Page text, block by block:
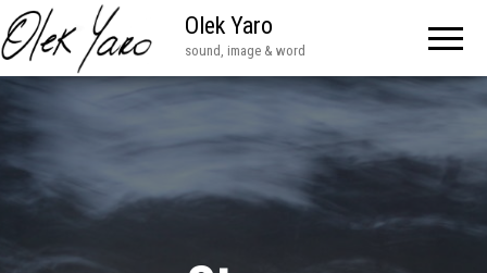
Olek Yaro
sound, image & word